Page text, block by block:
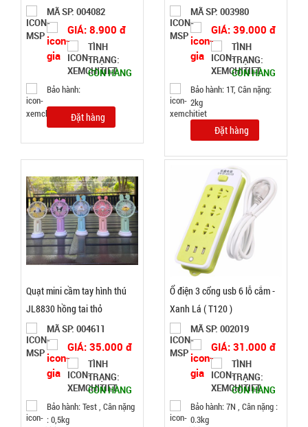
1T
hàng
Soup
Steamer
MÃ
SP:
003196
46.000 đ
CÒN HÀNG
Test
)
MÃ SP: 004082
GIÁ: 8.900 đ
TÌNH
TRẠNG:
CÒN HÀNG
Bảo hành:
Đặt hàng
Ngọc CAO 36CM
MÃ SP: 003980
GIÁ: 39.000 đ
TÌNH
TRẠNG:
CÒN HÀNG
Bảo hành: 1T, Cân nặng:
2kg
Đặt hàng
Quạt mini cầm tay hình thú
JL8830 hồng tai thỏ
MÃ SP: 004611
GIÁ: 35.000 đ
TÌNH
TRẠNG:
CÒN HÀNG
Bảo hành: Test , Cân nặng
: 0,5kg
Ổ điện 3 cổng usb 6 lỗ cắm -
Xanh Lá ( T120 )
MÃ SP: 002019
GIÁ: 31.000 đ
TÌNH
TRẠNG:
CÒN HÀNG
Bảo hành: 7N , Cân nặng :
0.3kg